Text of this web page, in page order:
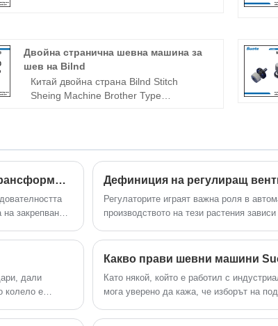
сфери на живота, идват да ви посетят,
ръководят и преговарят за бизнес.
Двойна странична шевна машина за
шев на Bilnd
Китай двойна страна Bilnd Stitch
Sheing Machine Brother Type
от всички сфери на живота идват да
посещават, ръководят и договарят
бизнес. Нашата професионална
експертиза в производството на шевна
машина с двоен страничен шев на
Bilnd е усъвършенствана през
последните 20+ години.
Как една електронна шевна машина за копчета може да трансформира индустриалното производство на облекло
закрепване
Дефиниция на регулиращ
Регулаторите играят важна роля в
производството на тези растения
дали
колело е
Като някой, който е работил с
мога уверено да кажа, че изборът на
предпочитат от производителите на